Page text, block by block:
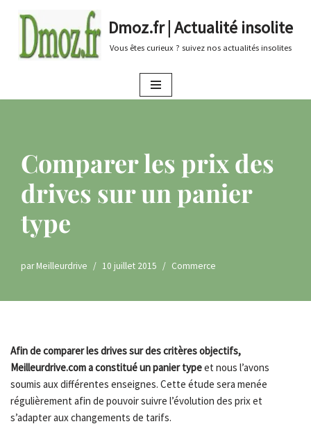
au
Dmoz.fr | Actualité insolite
Vous êtes curieux ? suivez nos actualités insolites
Comparer les prix des
drives sur un panier
type
parMeilleurdrive 10 juillet 2015 Commerce
Afin de comparer les drives sur des critères objectifs,
Meilleurdrive.com a constitué un panier typeet nous l’avons
soumis aux différentes enseignes. Cette étude sera menée
régulièrement afin de pouvoir suivre l’évolution des prix et
s’adapter aux changements de tarifs.